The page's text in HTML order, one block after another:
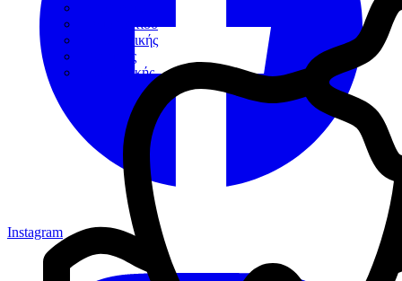
Περιοδοντίου
Χειρουργικής
Εξακτικής
Προσθετικής
Instagram